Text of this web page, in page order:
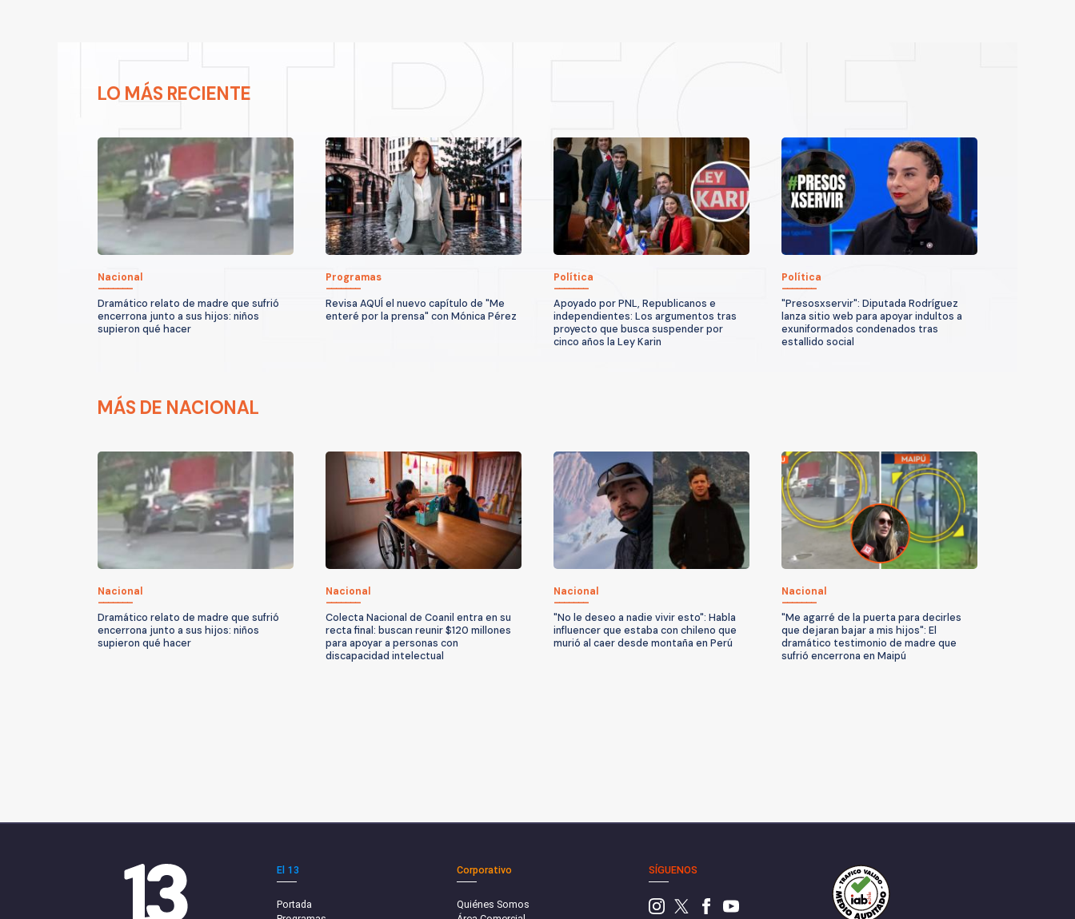
LO MÁS RECIENTE
Nacional
Dramático relato de madre que sufrió
encerrona junto a sus hijos: niños
supieron qué hacer
Programas
Revisa AQUÍ el nuevo capítulo de "Me
enteré por la prensa" con Mónica Pérez
Política
Apoyado por PNL, Republicanos e
independientes: Los argumentos tras
proyecto que busca suspender por
cinco años la Ley Karin
Política
"Presosxservir": Diputada Rodríguez
lanza sitio web para apoyar indultos a
exuniformados condenados tras
estallido social
MÁS DE NACIONAL
Nacional
Dramático relato de madre que sufrió
encerrona junto a sus hijos: niños
supieron qué hacer
Nacional
Colecta Nacional de Coanil entra en su
recta final: buscan reunir $120 millones
para apoyar a personas con
discapacidad intelectual
Nacional
"No le deseo a nadie vivir esto": Habla
influencer que estaba con chileno que
murió al caer desde montaña en Perú
Nacional
"Me agarré de la puerta para decirles
que dejaran bajar a mis hijos": El
dramático testimonio de madre que
sufrió encerrona en Maipú
El 13
Portada
Corporativo
Quiénes Somos
SÍGUENOS